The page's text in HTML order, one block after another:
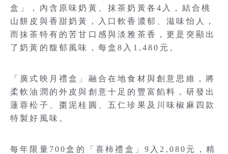
盒」，內含原味奶黃、抹茶奶黃各4入，結合桃
山餅皮與香甜奶黃，入口軟香濃郁、滋味怡人，
而抹茶特有的苦甘口感與淡雅茶香，更是突顯出
了奶黃的馥郁風味，每盒8入1,480元。
「廣式映月禮盒」融合在地食材與創意思維，將
柔軟油潤的外皮與創意十足的豐富餡料，研發出
蓮蓉松子、棗泥桂圓、五仁珍果及川味椒麻四款
特製好風味。
每年限量700盒的「喜柿禮盒」9入2,080元，精